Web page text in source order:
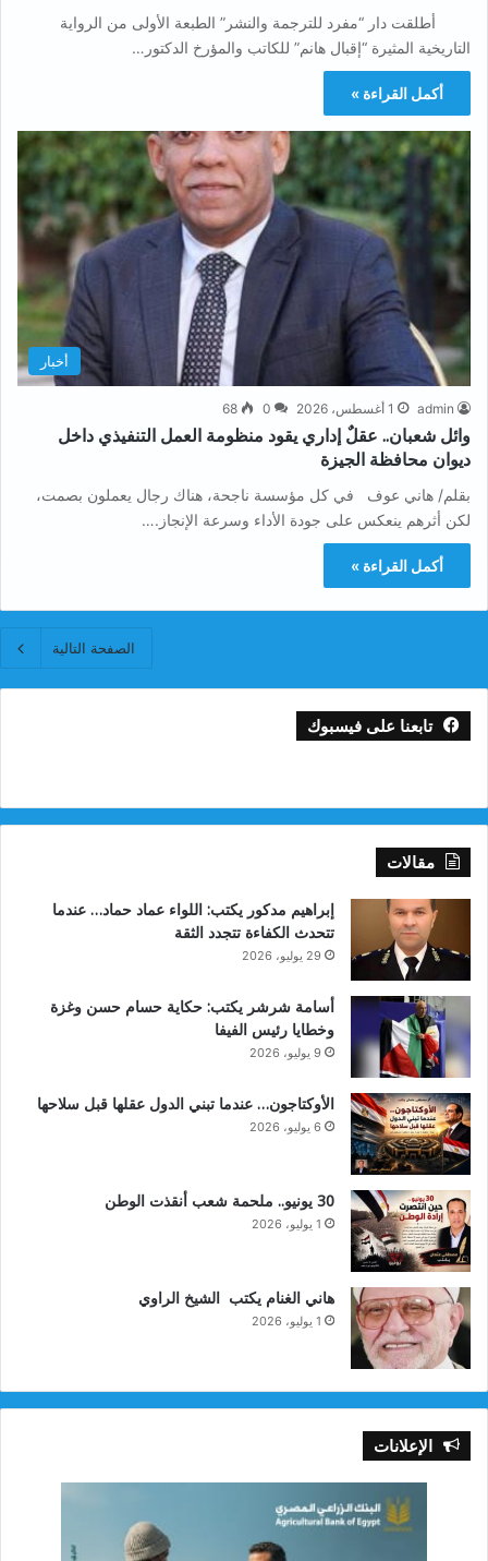
أطلقت دار “مفرد للترجمة والنشر” الطبعة الأولى من الرواية
التاريخية المثيرة “إقبال هانم” للكاتب والمؤرخ الدكتور…
أكمل القراءة »
أخبار
admin 1 أغسطس، 2026 0
68
وائل شعبان.. عقلٌ إداري يقود منظومة العمل التنفيذي داخل
ديوان محافظة الجيزة
بقلم/ هاني عوف في كل مؤسسة ناجحة، هناك رجال يعملون بصمت،
لكن أثرهم ينعكس على جودة الأداء وسرعة الإنجاز.…
أكمل القراءة »
الصفحة التالية
تابعنا على فيسبوك
مقالات
إبراهيم مدكور يكتب: اللواء عماد حماد… عندما
تتحدث الكفاءة تتجدد الثقة
29 يوليو، 2026
أسامة شرشر يكتب: حكاية حسام حسن وغزة
وخطايا رئيس الفيفا
9 يوليو، 2026
الأوكتاجون… عندما تبني الدول عقلها قبل سلاحها
6 يوليو، 2026
30 يونيو.. ملحمة شعب أنقذت الوطن
1 يوليو، 2026
هاني الغنام يكتب الشيخ الراوي
1 يوليو، 2026
الإعلانات